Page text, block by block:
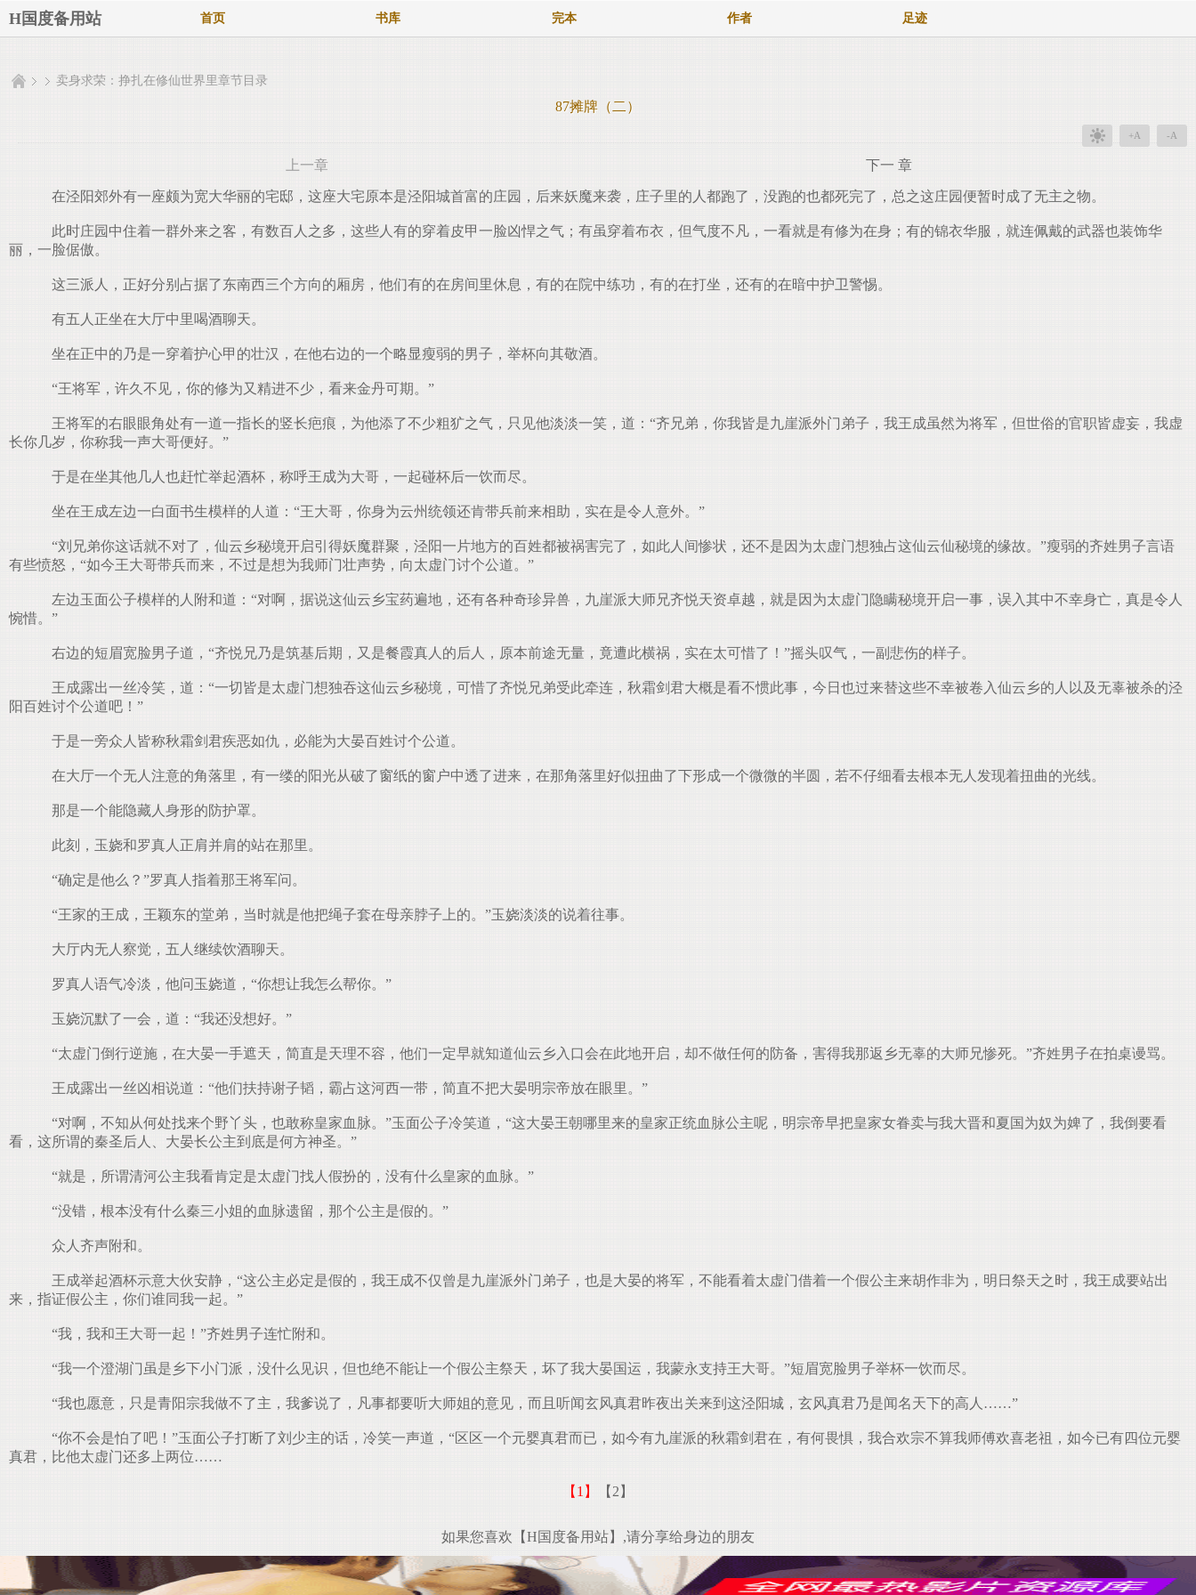
H国度备用站 首页 书库 完本 作者 足迹
卖身求荣：挣扎在修仙世界里章节目录
87摊牌（二）
+A -A
上一章 下一 章
在泾阳郊外有一座颇为宽大华丽的宅邸，这座大宅原本是泾阳城首富的庄园，后来妖魔来袭，庄子里的人都跑了，没跑的也都死完了，总之这庄园便暂时成了无主之物。
此时庄园中住着一群外来之客，有数百人之多，这些人有的穿着皮甲一脸凶悍之气；有虽穿着布衣，但气度不凡，一看就是有修为在身；有的锦衣华服，就连佩戴的武器也装饰华
丽，一脸倨傲。
这三派人，正好分别占据了东南西三个方向的厢房，他们有的在房间里休息，有的在院中练功，有的在打坐，还有的在暗中护卫警惕。
有五人正坐在大厅中里喝酒聊天。
坐在正中的乃是一穿着护心甲的壮汉，在他右边的一个略显瘦弱的男子，举杯向其敬酒。
“王将军，许久不见，你的修为又精进不少，看来金丹可期。”
王将军的右眼眼角处有一道一指长的竖长疤痕，为他添了不少粗犷之气，只见他淡淡一笑，道：“齐兄弟，你我皆是九崖派外门弟子，我王成虽然为将军，但世俗的官职皆虚妄，我虚
长你几岁，你称我一声大哥便好。”
于是在坐其他几人也赶忙举起酒杯，称呼王成为大哥，一起碰杯后一饮而尽。
坐在王成左边一白面书生模样的人道：“王大哥，你身为云州统领还肯带兵前来相助，实在是令人意外。”
“刘兄弟你这话就不对了，仙云乡秘境开启引得妖魔群聚，泾阳一片地方的百姓都被祸害完了，如此人间惨状，还不是因为太虚门想独占这仙云仙秘境的缘故。”瘦弱的齐姓男子言语
有些愤怒，“如今王大哥带兵而来，不过是想为我师门壮声势，向太虚门讨个公道。”
左边玉面公子模样的人附和道：“对啊，据说这仙云乡宝药遍地，还有各种奇珍异兽，九崖派大师兄齐悦天资卓越，就是因为太虚门隐瞒秘境开启一事，误入其中不幸身亡，真是令人
惋惜。”
右边的短眉宽脸男子道，“齐悦兄乃是筑基后期，又是餐霞真人的后人，原本前途无量，竟遭此横祸，实在太可惜了！”摇头叹气，一副悲伤的样子。
王成露出一丝冷笑，道：“一切皆是太虚门想独吞这仙云乡秘境，可惜了齐悦兄弟受此牵连，秋霜剑君大概是看不惯此事，今日也过来替这些不幸被卷入仙云乡的人以及无辜被杀的泾
阳百姓讨个公道吧！”
于是一旁众人皆称秋霜剑君疾恶如仇，必能为大晏百姓讨个公道。
在大厅一个无人注意的角落里，有一缕的阳光从破了窗纸的窗户中透了进来，在那角落里好似扭曲了下形成一个微微的半圆，若不仔细看去根本无人发现着扭曲的光线。
那是一个能隐藏人身形的防护罩。
此刻，玉娆和罗真人正肩并肩的站在那里。
“确定是他么？”罗真人指着那王将军问。
“王家的王成，王颖东的堂弟，当时就是他把绳子套在母亲脖子上的。”玉娆淡淡的说着往事。
大厅内无人察觉，五人继续饮酒聊天。
罗真人语气冷淡，他问玉娆道，“你想让我怎么帮你。”
玉娆沉默了一会，道：“我还没想好。”
“太虚门倒行逆施，在大晏一手遮天，简直是天理不容，他们一定早就知道仙云乡入口会在此地开启，却不做任何的防备，害得我那返乡无辜的大师兄惨死。”齐姓男子在拍桌谩骂。
王成露出一丝凶相说道：“他们扶持谢子韬，霸占这河西一带，简直不把大晏明宗帝放在眼里。”
“对啊，不知从何处找来个野丫头，也敢称皇家血脉。”玉面公子冷笑道，“这大晏王朝哪里来的皇家正统血脉公主呢，明宗帝早把皇家女眷卖与我大晋和夏国为奴为婢了，我倒要看
看，这所谓的秦圣后人、大晏长公主到底是何方神圣。”
“就是，所谓清河公主我看肯定是太虚门找人假扮的，没有什么皇家的血脉。”
“没错，根本没有什么秦三小姐的血脉遗留，那个公主是假的。”
众人齐声附和。
王成举起酒杯示意大伙安静，“这公主必定是假的，我王成不仅曾是九崖派外门弟子，也是大晏的将军，不能看着太虚门借着一个假公主来胡作非为，明日祭天之时，我王成要站出
来，指证假公主，你们谁同我一起。”
“我，我和王大哥一起！”齐姓男子连忙附和。
“我一个澄湖门虽是乡下小门派，没什么见识，但也绝不能让一个假公主祭天，坏了我大晏国运，我蒙永支持王大哥。”短眉宽脸男子举杯一饮而尽。
“我也愿意，只是青阳宗我做不了主，我爹说了，凡事都要听大师姐的意见，而且听闻玄风真君昨夜出关来到这泾阳城，玄风真君乃是闻名天下的高人……”
“你不会是怕了吧！”玉面公子打断了刘少主的话，冷笑一声道，“区区一个元婴真君而已，如今有九崖派的秋霜剑君在，有何畏惧，我合欢宗不算我师傅欢喜老祖，如今已有四位元婴
真君，比他太虚门还多上两位……
【1】 【2】
如果您喜欢【H国度备用站】,请分享给身边的朋友